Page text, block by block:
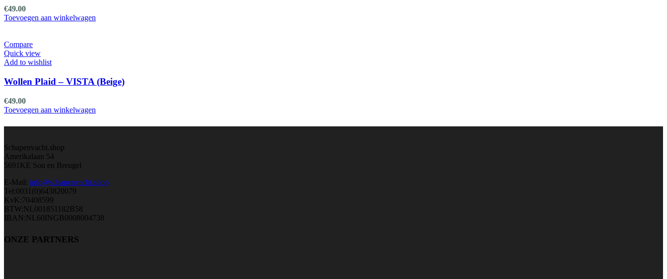
€49.00
Toevoegen aan winkelwagen
Compare
Quick view
Add to wishlist
Wollen Plaid – VISTA (Beige)
€49.00
Toevoegen aan winkelwagen
Schapenvacht.shop
Amerikalaan 54
5691KE Son en Breugel
E-Mail: info@schapenvacht.shop
Tel:0031(0)643820079
KvK:70408599
BTW:NL001851182B58
IBAN:NL60INGB0008004738
ONZE PARTNERS